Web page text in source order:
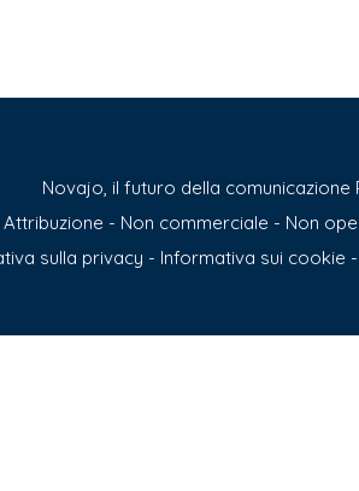
Novajo, il futuro della comunicazione
- Non commerciale - Non
sulla privacy - Informativa sui cookie -